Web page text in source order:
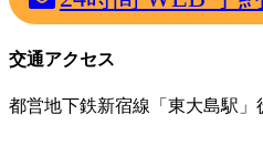
交通アクセス
都営地下鉄新宿線「東大島駅」